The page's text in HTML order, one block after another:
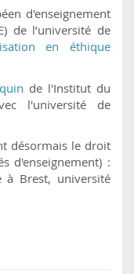
d'enseignement
de l’université de
en éthique
de l'Institut du
l'université de
désormais le droit
d'enseignement) :
à Brest, université